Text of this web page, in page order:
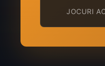
JOCURI